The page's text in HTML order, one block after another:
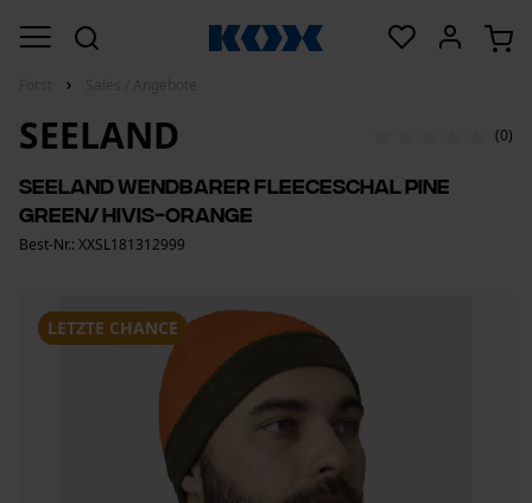
SALE
LETZTE CHANCE
SEELAND (0)
Seeland wendbarer Fleeceschal Pine
Green/ HiVis-Orange
Best-Nr.: XXSL181312999